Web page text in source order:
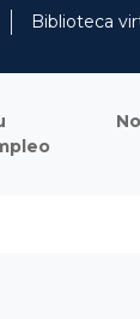
Biblioteca